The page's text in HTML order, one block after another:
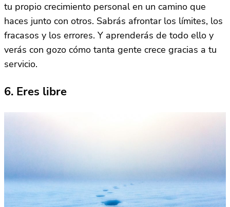
tu propio crecimiento personal en un camino que
haces junto con otros. Sabrás afrontar los límites, los
fracasos y los errores. Y aprenderás de todo ello y
verás con gozo cómo tanta gente crece gracias a tu
servicio.
6. Eres libre